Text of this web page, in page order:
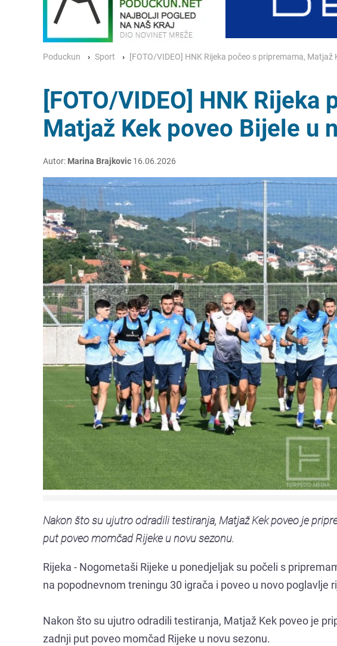
Poduckun Sport [FOTO/VIDEO] HNK Rijeka počeo s pripremama, Matjaž
[FOTO/VIDEO] HNK
Matjaž Kek poveo Bijele u
Autor: Marina Brajkovic 16.06.2026
Nakon što su ujutro odradili testiranja, Matjaž Kek poveo je
put poveo momčad Rijeke u novu sezonu.
Rijeka - Nogometaši Rijeke u ponedjeljak su počeli s
na popodnevnom treningu 30 igrača i poveo u novo poglavlje
Nakon što su ujutro odradili testiranja, Matjaž Kek poveo je
zadnji put poveo momčad Rijeke u novu sezonu.